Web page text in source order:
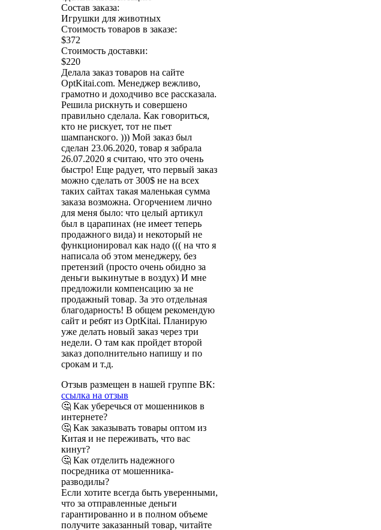
Состав заказа:
Игрушки для животных
Стоимость товаров в заказе:
$372
Стоимость доставки:
$220
Делала заказ товаров на сайте
OptKitai.com. Менеджер вежливо,
грамотно и доходчиво все рассказала.
Решила рискнуть и совершено
правильно сделала. Как говориться,
кто не рискует, тот не пьет
шампанского. ))) Мой заказ был
сделан 23.06.2020, товар я забрала
26.07.2020 я считаю, что это очень
быстро! Еще радует, что первый заказ
можно сделать от 300$ не на всех
таких сайтах такая маленькая сумма
заказа возможна. Огорчением лично
для меня было: что целый артикул
был в царапинах (не имеет теперь
продажного вида) и некоторый не
функционировал как надо ((( на что я
написала об этом менеджеру, без
претензий (просто очень обидно за
деньги выкинутые в воздух) И мне
предложили компенсацию за не
продажный товар. За это отдельная
благодарность! В общем рекомендую
сайт и ребят из OptKitai. Планирую
уже делать новый заказ через три
недели. О там как пройдет второй
заказ дополнительно напишу и по
срокам и т.д.
Отзыв размещен в нашей группе ВК:
ссылка на отзыв
🤔 Как уберечься от мошенников в
интернете?
🤔 Как заказывать товары оптом из
Китая и не переживать, что вас
кинут?
🤔 Как отделить надежного
посредника от мошенника-
разводилы?
Если хотите всегда быть уверенными,
что за отправленные деньги
гарантированно и в полном объеме
получите заказанный товар, читайте